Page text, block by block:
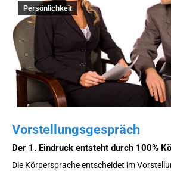
Persönlichkeit
Vorstellungsgespräch
Der 1. Eindruck entsteht durch 100%
Die Körpersprache entscheidet im